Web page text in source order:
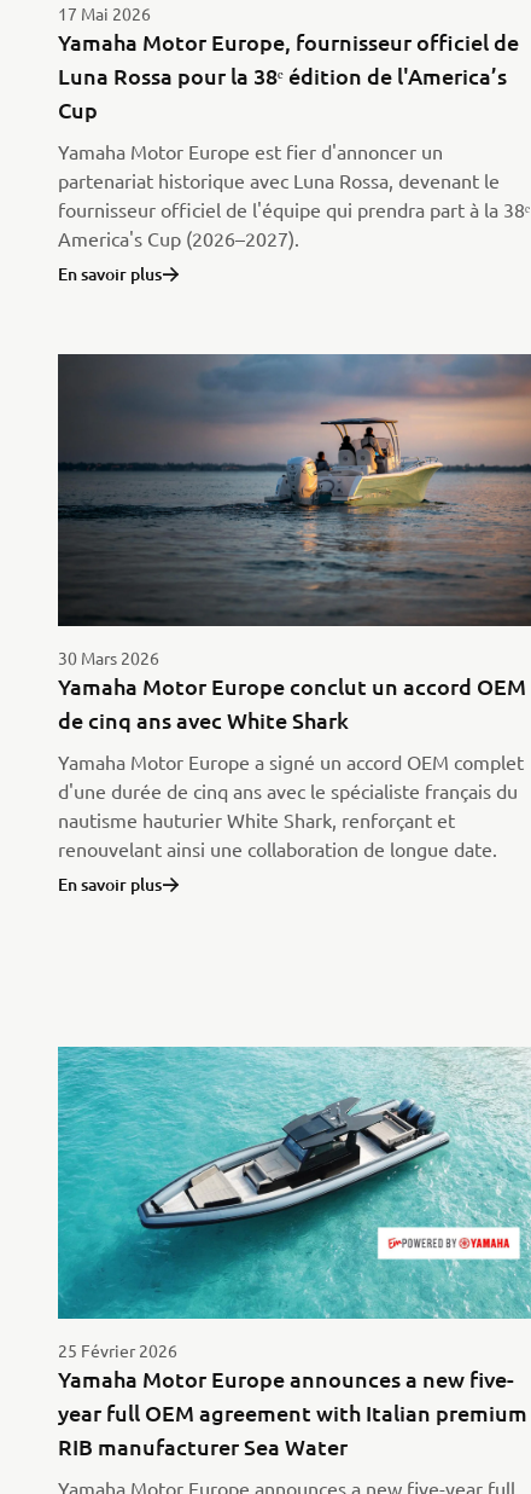
17 Mai 2026
Yamaha Motor Europe, fournisseur officiel de
Luna Rossa pour la 38ᵉ édition de l'America’s
Cup
Yamaha Motor Europe est fier d'annoncer un
partenariat historique avec Luna Rossa, devenant le
fournisseur officiel de l'équipe qui prendra part à la 38ᵉ
America's Cup (2026–2027).
En savoir plus
30 Mars 2026
Yamaha Motor Europe conclut un accord OEM
de cinq ans avec White Shark
Yamaha Motor Europe a signé un accord OEM complet
d'une durée de cinq ans avec le spécialiste français du
nautisme hauturier White Shark, renforçant et
renouvelant ainsi une collaboration de longue date.
En savoir plus
25 Février 2026
Yamaha Motor Europe announces a new five-
year full OEM agreement with Italian premium
RIB manufacturer Sea Water
Yamaha Motor Europe announces a new five-year full